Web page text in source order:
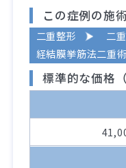
この症例の施
二重整形
二
経結膜挙筋法二重術
標準的な価格（